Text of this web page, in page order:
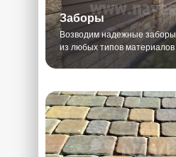
Заборы
Возводим надежные заборы
из любых типов материалов